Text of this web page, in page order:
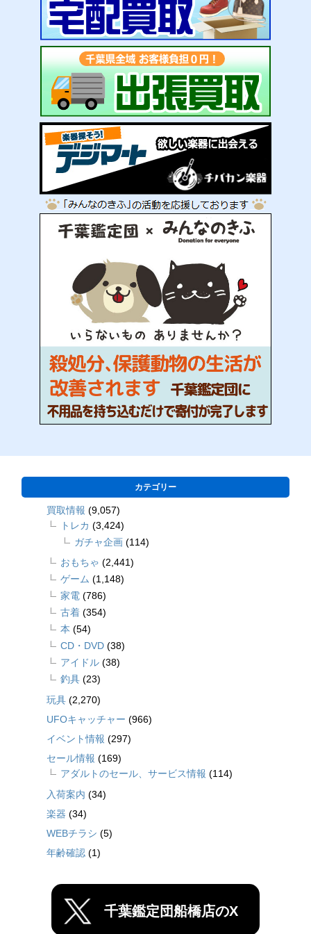
カテゴリー
買取情報 (9,057)
トレカ (3,424)
ガチャ企画 (114)
おもちゃ (2,441)
ゲーム (1,148)
家電 (786)
古着 (354)
本 (54)
CD・DVD (38)
アイドル (38)
釣具 (23)
玩具 (2,270)
UFOキャッチャー (966)
イベント情報 (297)
セール情報 (169)
アダルトのセール、サービス情報 (114)
入荷案内 (34)
楽器 (34)
WEBチラシ (5)
年齢確認 (1)
千葉鑑定団船橋店のX